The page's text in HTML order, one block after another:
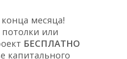
месяца!
или
БЕСПЛАТНО
капитального